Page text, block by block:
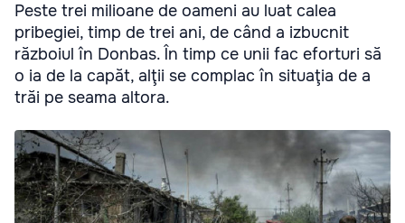
Peste trei milioane de oameni au luat calea
pribegiei, timp de trei ani, de când a izbucnit
războiul în Donbas. În timp ce unii fac eforturi să
o ia de la capăt, alţii se complac în situaţia de a
trăi pe seama altora.